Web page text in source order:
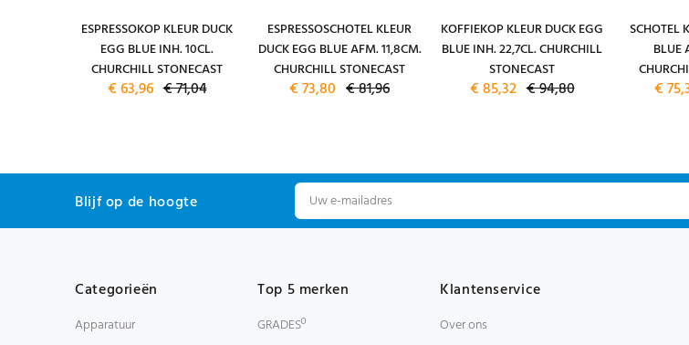
ESPRESSOKOP KLEUR DUCK
EGG BLUE INH. 10CL.
CHURCHILL STONECAST
€ 63,96 € 71,04
ESPRESSOSCHOTEL KLEUR
DUCK EGG BLUE AFM. 11,8CM.
CHURCHILL STONECAST
€ 73,80 € 81,96
KOFFIEKOP KLEUR DUCK EGG
BLUE INH. 22,7CL. CHURCHILL
STONECAST
€ 85,32 € 94,80
SCHOTEL
BLUE
€
Blijf op de hoogte
Categorieën
Apparatuur
Top 5 merken
GRADESº
Klantenservice
Over ons